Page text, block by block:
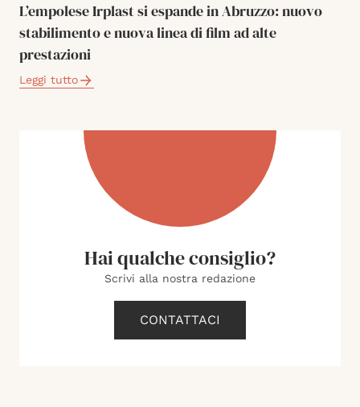
L’empolese Irplast si espande in Abruzzo: nuovo
stabilimento e nuova linea di film ad alte
prestazioni
Leggi tutto
Hai qualche consiglio?
Scrivi alla nostra redazione
CONTATTACI